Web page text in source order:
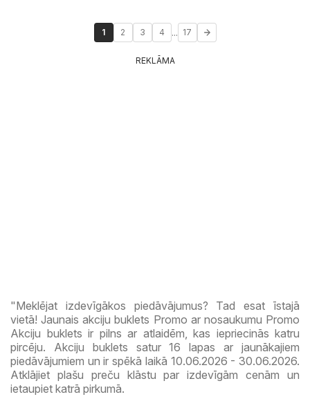
1 2 3 4 ... 17
REKLĀMA
"Meklējat izdevīgākos piedāvājumus? Tad esat īstajā
vietā! Jaunais akciju buklets Promo ar nosaukumu Promo
Akciju buklets ir pilns ar atlaidēm, kas iepriecinās katru
pircēju. Akciju buklets satur 16 lapas ar jaunākajiem
piedāvājumiem un ir spēkā laikā 10.06.2026 - 30.06.2026.
Atklājiet plašu preču klāstu par izdevīgām cenām un
ietaupiet katrā pirkumā.